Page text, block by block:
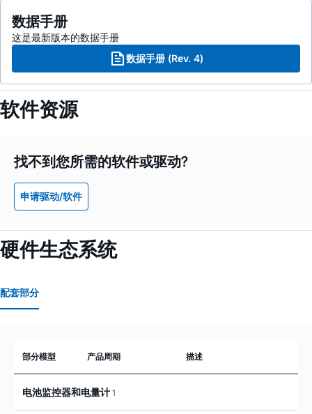
数据手册
这是最新版本的数据手册
数据手册 (Rev. 4)
软件资源
找不到您所需的软件或驱动?
申请驱动/软件
硬件生态系统
配套部分
部分模型 产品周期 描述
电池监控器和电量计 1